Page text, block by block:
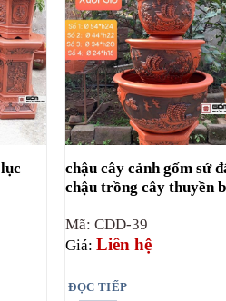
chậu cây cảnh gốm sứ
chậu trồng cây thuyền
Mã: CDD-39
Giá:Liên hệ
ĐỌC TIẾP